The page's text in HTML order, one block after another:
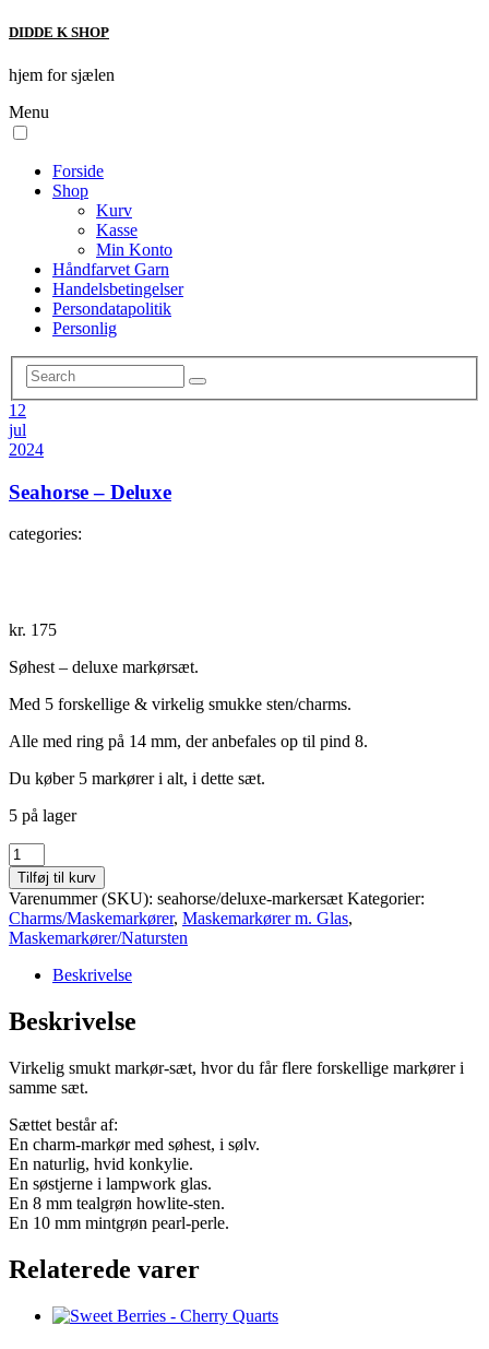
DIDDE K SHOP
hjem for sjælen
Menu
Forside
Shop
Kurv
Kasse
Min Konto
Håndfarvet Garn
Handelsbetingelser
Persondatapolitik
Personlig
12
jul
2024
Seahorse – Deluxe
categories:
kr. 175
Søhest – deluxe markørsæt.
Med 5 forskellige & virkelig smukke sten/charms.
Alle med ring på 14 mm, der anbefales op til pind 8.
Du køber 5 markører i alt, i dette sæt.
5 på lager
Seahorse
-
Deluxe
antal
Tilføj til kurv
Varenummer (SKU): seahorse/deluxe-markersæt Kategorier:
Charms/Maskemarkører, Maskemarkører m. Glas,
Maskemarkører/Natursten
Beskrivelse
Beskrivelse
Virkelig smukt markør-sæt, hvor du får flere forskellige markører i
samme sæt.
Sættet består af:
En charm-markør med søhest, i sølv.
En naturlig, hvid konkylie.
En søstjerne i lampwork glas.
En 8 mm tealgrøn howlite-sten.
En 10 mm mintgrøn pearl-perle.
Relaterede varer